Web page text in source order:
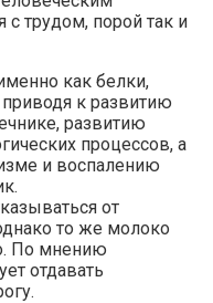
трудом, порой так и
как белки,
к развитию
развитию
процессов, а
и воспалению
от
то же молоко
По мнению
отдавать